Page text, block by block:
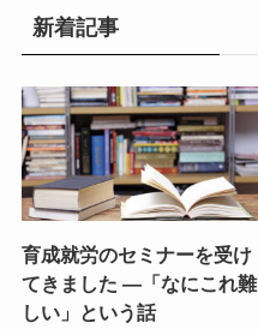
新着記事
育成就労のセミナーを受け
てきました ―「なにこれ難
しい」という話